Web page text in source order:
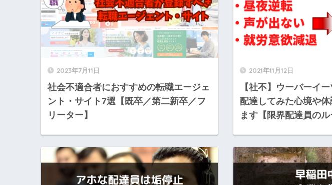
2023年7月11日
社会不適合者におすすめの転職エージェ
ント・サイト7選【既卒／第二新卒／フ
リーター】
2021年11月12日
【社不】ウーバーイ
配達してみた心境や
ます【限界配達員のル